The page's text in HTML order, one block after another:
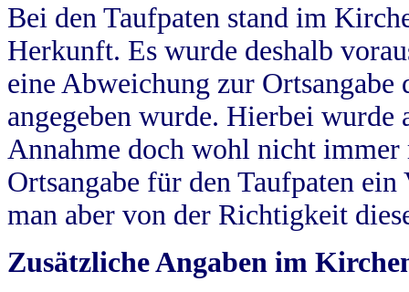
Bei den Taufpaten stand im
Herkunft. Es wurde deshalb
eine Abweichung zur
angegeben wurde. Hierbei wurde
Annahme doch wohl nicht
Ortsangabe für den Taufpaten
man aber von der Richtigkeit
Zusätzliche Angaben im